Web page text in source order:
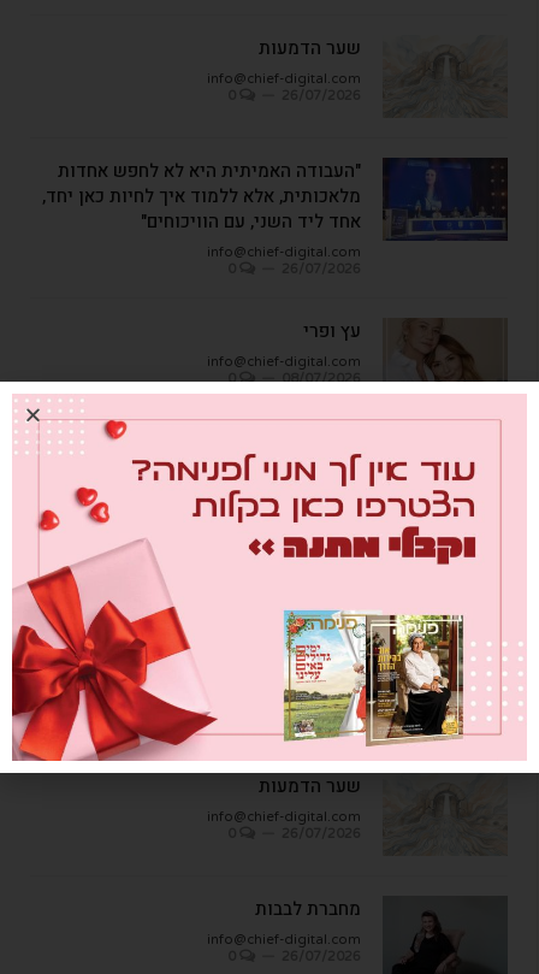
שער הדמעות
info@chief-digital.com
"העבודה האמיתית היא לא לחפש אחדות
מלאכותית, אלא ללמוד איך לחיות כאן יחד,
אחד ליד השני, עם הוויכוחים"
info@chief-digital.com
עץ ופרי
info@chief-digital.com
08/07/2026
0
כתבות אחרונות
מבחן הגמבה
כאן חוגגים בכיף – המדריך לתכנון חוויה
משפחתית
info@chief-digital.com
26/07/2026
שער הדמעות
info@chief-digital.com
מחברת לבבות
info@chief-digital.com